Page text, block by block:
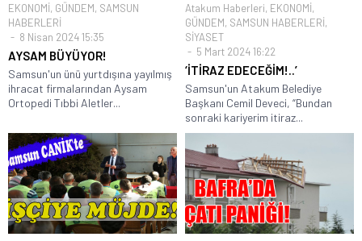
EKONOMİ, GÜNDEM, SAMSUN
HABERLERİ
8 Nisan 2024 15:35
AYSAM BÜYÜYOR!
Samsun'un ünü yurtdışına yayılmış
ihracat firmalarından Aysam
Ortopedi Tıbbi Aletler...
Atakum Haberleri, EKONOMİ,
GÜNDEM, SAMSUN HABERLERİ,
SİYASET
5 Mart 2024 16:22
‘İTİRAZ EDECEĞİM!..’
Samsun'un Atakum Belediye
Başkanı Cemil Deveci, “Bundan
sonraki kariyerim itiraz...